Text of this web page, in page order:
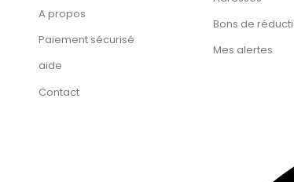
A propos
Paiement sécurisé
aide
Contact
Bons de
Mes alertes